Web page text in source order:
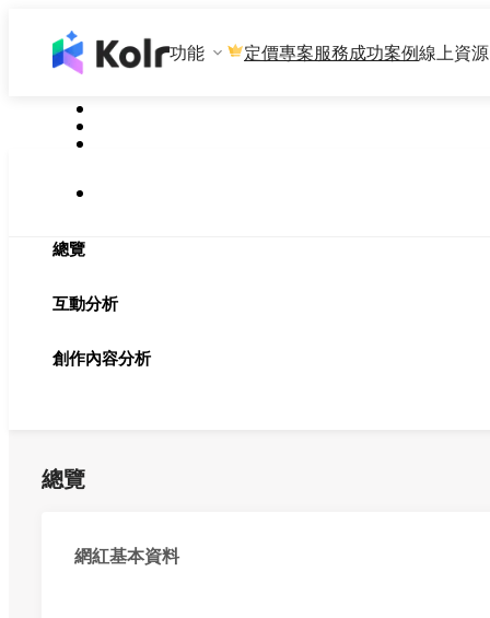
功能 定價專案服務成功案例線上資源
總覽
互動分析
創作內容分析
總覽
網紅基本資料